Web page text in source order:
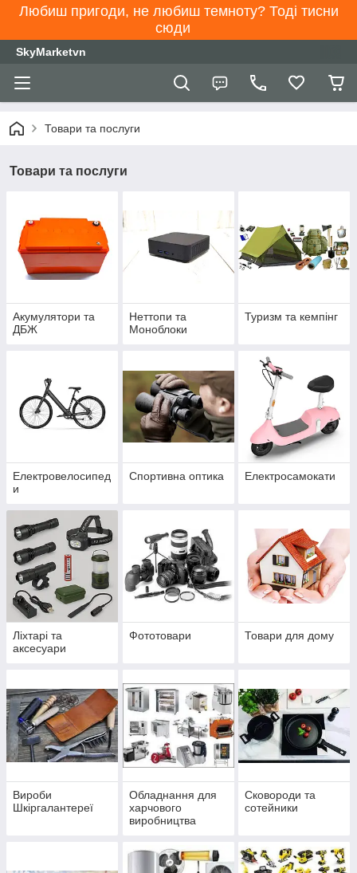
Любиш пригоди, не любиш темноту? Тоді тисни
сюди
SkyMarketvn
Товари та послуги
Товари та послуги
Акумулятори та
ДБЖ
Неттопи та
Моноблоки
Туризм та кемпінг
Електровелосипед
и
Спортивна оптика Електросамокати
Ліхтарі та
аксесуари
Фототовари Товари для дому
Вироби
Шкіргалантереї
Обладнання для
харчового
виробництва
Сковороди та
сотейники